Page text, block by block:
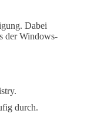
Dabei
der Windows-
durch.